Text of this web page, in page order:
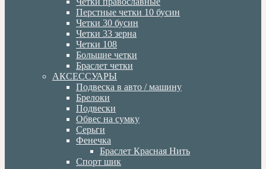
Перстные четки 10 бусин
Четки 30 бусин
Четки 33 зерна
Четки 108
Большие четки
Браслет четки
АКСЕССУАРЫ
Подвеска в авто / машину
Брелоки
Подвески
Обвес на сумку
Серьги
Фенечка
Браслет Красная Нить
Спорт шик